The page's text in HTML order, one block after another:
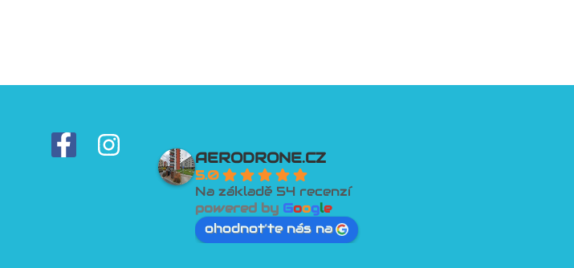
F
I
AERODRONE.CZ
5.0
Na základě 54 recenzí
powered by Google
ohodnoťte nás na